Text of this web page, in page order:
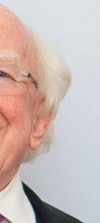
2026
Programı